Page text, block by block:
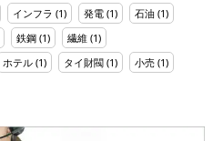
インフラ (1) 発電 (1) 石油 (1)
鉄鋼 (1) 繊維 (1)
ホテル (1) タイ財閥 (1) 小売 (1)